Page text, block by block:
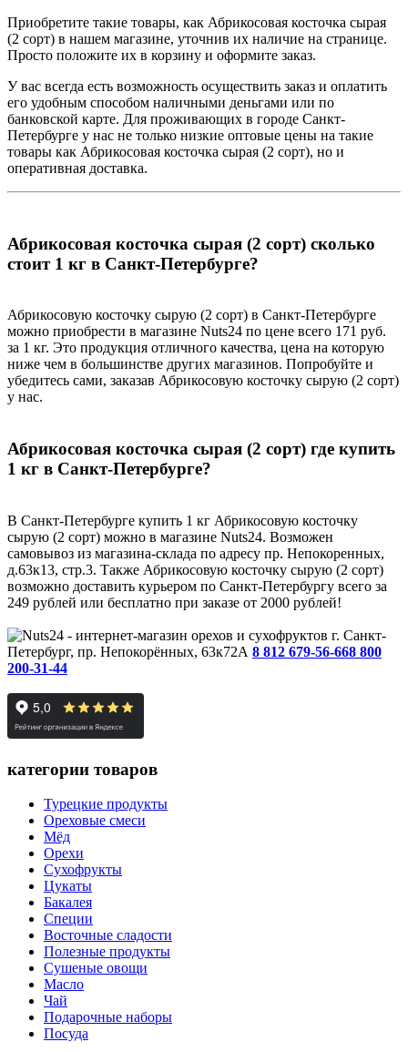
Приобретите такие товары, как Абрикосовая косточка сырая
(2 сорт) в нашем магазине, уточнив их наличие на странице.
Просто положите их в корзину и оформите заказ.
У вас всегда есть возможность осуществить заказ и оплатить
его удобным способом наличными деньгами или по
банковской карте. Для проживающих в городе Санкт-
Петербурге у нас не только низкие оптовые цены на такие
товары как Абрикосовая косточка сырая (2 сорт), но и
оперативная доставка.
Абрикосовая косточка сырая (2 сорт) сколько
стоит 1 кг в Санкт-Петербурге?
Абрикосовую косточку сырую (2 сорт) в Санкт-Петербурге
можно приобрести в магазине Nuts24 по цене всего 171 руб.
за 1 кг. Это продукция отличного качества, цена на которую
ниже чем в большинстве других магазинов. Попробуйте и
убедитесь сами, заказав Абрикосовую косточку сырую (2 сорт)
у нас.
Абрикосовая косточка сырая (2 сорт) где купить
1 кг в Санкт-Петербурге?
В Санкт-Петербурге купить 1 кг Абрикосовую косточку
сырую (2 сорт) можно в магазине Nuts24. Возможен
самовывоз из магазина-склада по адресу пр. Непокоренных,
д.63к13, стр.3. Также Абрикосовую косточку сырую (2 сорт)
возможно доставить курьером по Санкт-Петербургу всего за
249 рублей или бесплатно при заказе от 2000 рублей!
г. Санкт-
Петербург, пр. Непокорённых, 63к72А 8 812 679-56-668 800
200-31-44
категории товаров
Турецкие продукты
Ореховые смеси
Мёд
Орехи
Сухофрукты
Цукаты
Бакалея
Специи
Восточные сладости
Полезные продукты
Сушеные овощи
Масло
Чай
Подарочные наборы
Посуда